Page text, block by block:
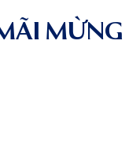
MỪNG